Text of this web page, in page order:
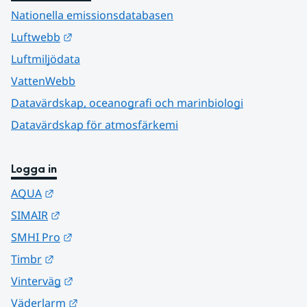
Nationella emissionsdatabasen
Luftwebb
Luftmiljödata
VattenWebb
Datavärdskap, oceanografi och marinbiologi
Datavärdskap för atmosfärkemi
Logga in
AQUA
SIMAIR
SMHI Pro
Timbr
Vinterväg
Väderlarm